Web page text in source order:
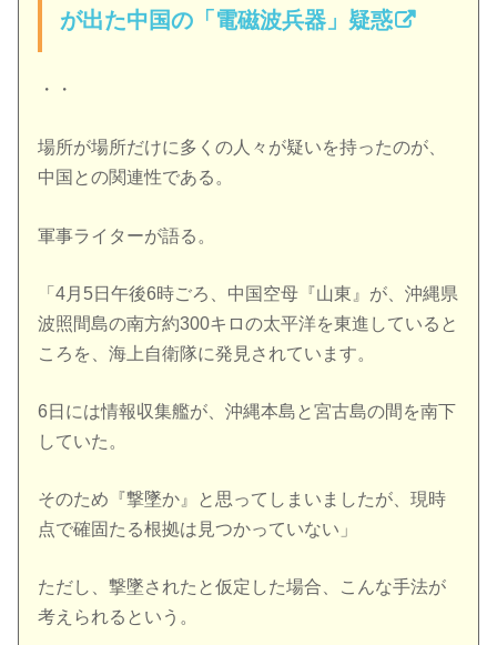
が出た中国の「電磁波兵器」疑惑
・・
場所が場所だけに多くの人々が疑いを持ったのが、
中国との関連性である。
軍事ライターが語る。
「4月5日午後6時ごろ、中国空母『山東』が、沖縄県
波照間島の南方約300キロの太平洋を東進していると
ころを、海上自衛隊に発見されています。
6日には情報収集艦が、沖縄本島と宮古島の間を南下
していた。
そのため『撃墜か』と思ってしまいましたが、現時
点で確固たる根拠は見つかっていない」
ただし、撃墜されたと仮定した場合、こんな手法が
考えられるという。